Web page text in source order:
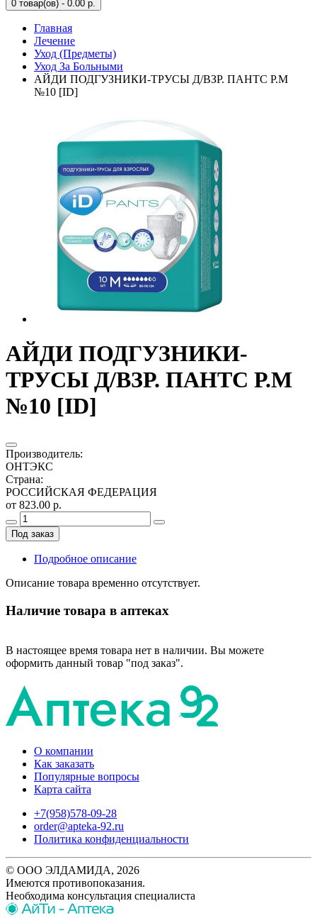
0 товар(ов) - 0.00 р.
Главная
Лечение
Уход (Предметы)
Уход За Больными
АЙДИ ПОДГУЗНИКИ-ТРУСЫ Д/ВЗР. ПАНТС Р.М
№10 [ID]
АЙДИ ПОДГУЗНИКИ-
ТРУСЫ Д/ВЗР. ПАНТС Р.М
№10 [ID]
Производитель:
ОНТЭКС
Страна:
РОССИЙСКАЯ ФЕДЕРАЦИЯ
от 823.00 р.
Под заказ
Подробное описание
Описание товара временно отсутствует.
Наличие товара в аптеках
В настоящее время товара нет в наличии. Вы можете
оформить данный товар "под заказ".
О компании
Как заказать
Популярные вопросы
Карта сайта
+7(958)578-09-28
order@apteka-92.ru
Политика конфиденциальности
© ООО ЭЛДАМИДА, 2026
Имеются противопоказания.
Необходима консультация специалиста